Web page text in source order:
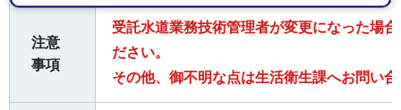
注意
事項
受託水道業務技術管理者が変更になった場
ださい。
その他、御不明な点は生活衛生課へお問い